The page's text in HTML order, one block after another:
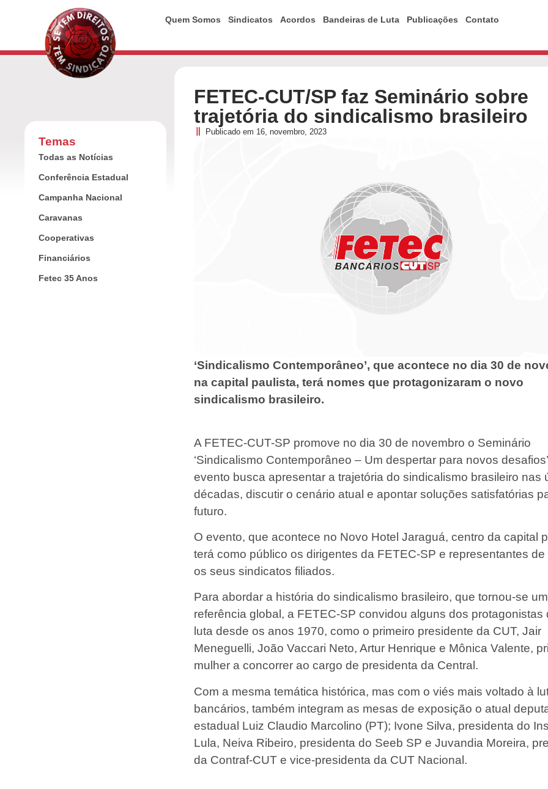
Quem Somos Sindicatos Acordos Bandeiras de Luta Publicações Contato
Temas
Todas as Notícias
Conferência Estadual
Campanha Nacional
Caravanas
Cooperativas
Financiários
Fetec 35 Anos
FETEC-CUT/SP faz Seminário sobre
trajetória do sindicalismo brasileiro
Publicado em 16, novembro, 2023
‘Sindicalismo Contemporâneo’, que acontece no dia 30 de
na capital paulista, terá nomes que protagonizaram o novo
sindicalismo brasileiro.
A FETEC-CUT-SP promove no dia 30 de novembro o Seminário
‘Sindicalismo Contemporâneo – Um despertar para novos
evento busca apresentar a trajetória do sindicalismo brasileiro nas
décadas, discutir o cenário atual e apontar soluções satisfatórias
futuro.
O evento, que acontece no Novo Hotel Jaraguá, centro da capital
terá como público os dirigentes da FETEC-SP e representantes de
os seus sindicatos filiados.
Para abordar a história do sindicalismo brasileiro, que tornou-se
referência global, a FETEC-SP convidou alguns dos protagonistas
luta desde os anos 1970, como o primeiro presidente da CUT, Jair
Meneguelli, João Vaccari Neto, Artur Henrique e Mônica Valente,
mulher a concorrer ao cargo de presidenta da Central.
Com a mesma temática histórica, mas com o viés mais voltado à
bancários, também integram as mesas de exposição o atual
estadual Luiz Claudio Marcolino (PT); Ivone Silva, presidenta do
Lula, Neiva Ribeiro, presidenta do Seeb SP e Juvandia Moreira,
da Contraf-CUT e vice-presidenta da CUT Nacional.